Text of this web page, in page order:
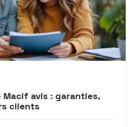
avis : garanties,
clients